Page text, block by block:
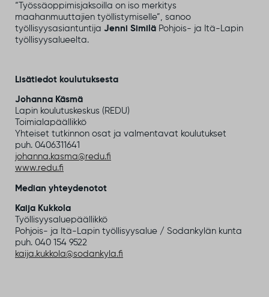
“Työssäoppimisjaksoilla on iso merkitys
maahanmuuttajien työllistymiselle”, sanoo
työllisyysasiantuntija Jenni Similä Pohjois- ja Itä-Lapin
työllisyysalueelta.
Lisätiedot koulutuksesta
Johanna Käsmä
Lapin koulutuskeskus (REDU)
Toimialapäällikkö
Yhteiset tutkinnon osat ja valmentavat koulutukset
puh. 0406311641
johanna.kasma@redu.fi
www.redu.fi
Median yhteydenotot
Kaija Kukkola
Työllisyysaluepäällikkö
Pohjois- ja Itä-Lapin työllisyysalue / Sodankylän kunta
puh. 040 154 9522
kaija.kukkola@sodankyla.fi